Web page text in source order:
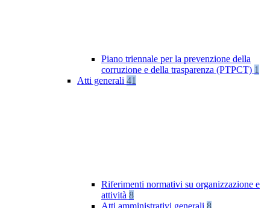
Piano triennale per la prevenzione della
corruzione e della trasparenza (PTPCT) 1
Atti generali 41
Riferimenti normativi su organizzazione e
attività 8